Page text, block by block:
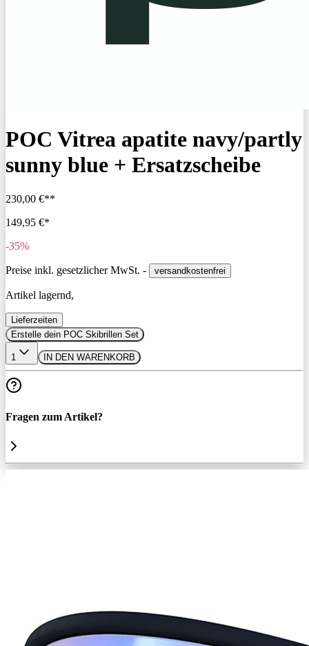
POC Vitrea apatite navy/partly
sunny blue + Ersatzscheibe
230,00 €**
149,95 €*
-35%
Preise inkl. gesetzlicher MwSt. - versandkostenfrei
Artikel lagernd,
Lieferzeiten
Erstelle dein POC Skibrillen Set
1 IN DEN WARENKORB
Fragen zum Artikel?